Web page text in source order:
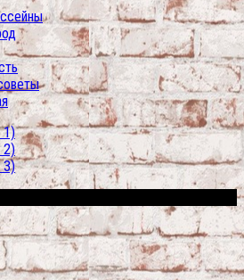
1)
2)
3)